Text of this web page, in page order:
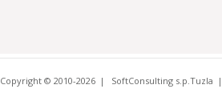
Copyright © 2010-2026 SoftConsulting s.p.Tuzla